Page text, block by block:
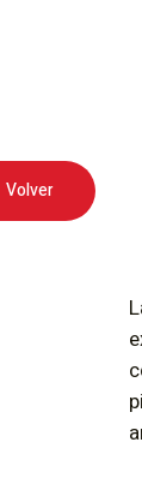
Volver